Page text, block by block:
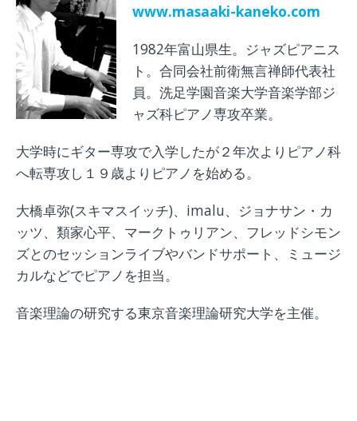
www.masaaki-kaneko.com
1982年富山県生。ジャズピアニス
ト。合同会社前衛無言禅師代表社
員。洗足学園音楽大学音楽学部ジ
ャズ科ピアノ専攻卒業。
大学時にギター専攻で入学したが２年次よりピアノ科
へ転専攻し１９歳よりピアノを始める。
大橋卓弥(スキマスイッチ)、imalu、ジョナサン・カ
ッツ、類家心平、マークトゥリアン、フレッドシモン
ズとのセッションライブやバンドサポート、ミュージ
カルなどでピアノを担当。
音楽理論の研究する東京音楽理論研究大学を主催。